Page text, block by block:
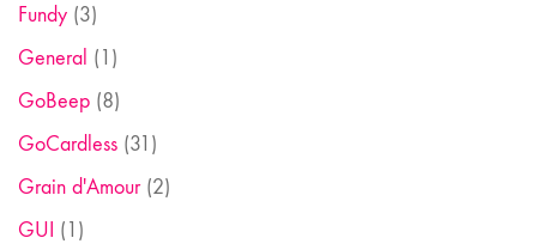
Fundy (3)
General (1)
GoBeep (8)
GoCardless (31)
Grain d'Amour(2)
GUI (1)